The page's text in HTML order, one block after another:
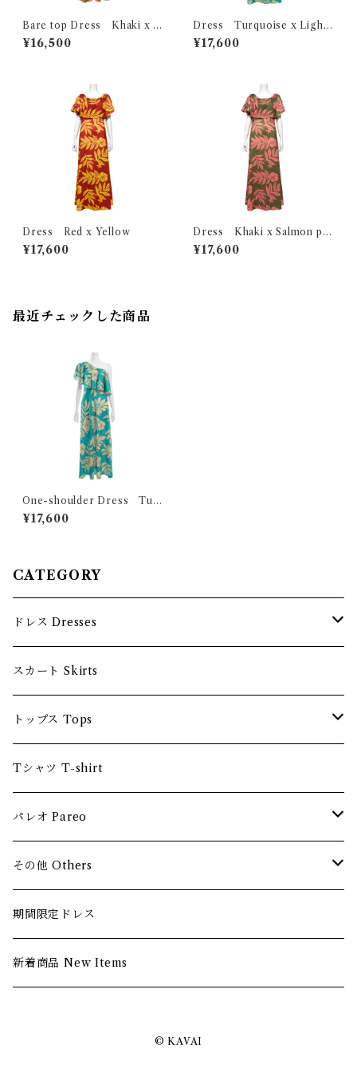
Bare top Dress Khaki x S
almon pink
¥16,500
Dress Turquoise x Light
beige
¥17,600
Dress Red x Yellow
¥17,600
Dress Khaki x Salmon pin
k
¥17,600
最近チェックした商品
One-shoulder Dress Tur
quoise x Light beige
¥17,600
CATEGORY
ドレス Dresses
ロングドレス Long dress
ロングスリーブ Long sleeve
ショートスリーブ Short sleeve
ショートドレス Short dress
スカート Skirts
トップス Tops
ブラ Bra
シャツ Shirts
Tシャツ T-shirt
パレオ Pareo
無地パレオ Plain pareo
AIMATA Tahiti
その他 Others
ヘアアクセサリー Hair Accessories
バッグ Bag
期間限定ドレス
新着商品 New Items
© KAVAI